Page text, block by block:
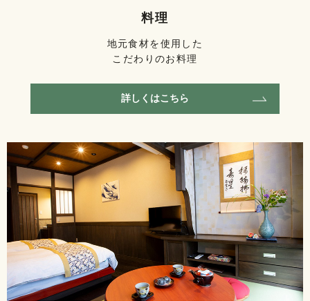
料理
地元食材を使用した
こだわりのお料理
詳しくはこちら